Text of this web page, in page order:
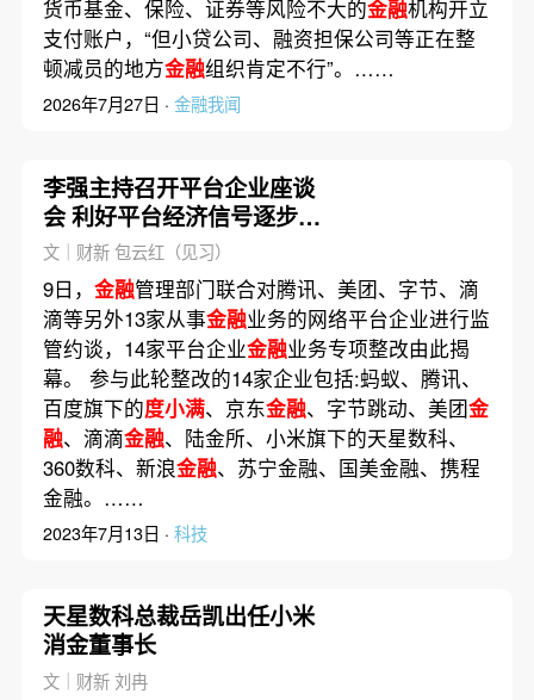
货币基金、保险、证券等风险不大的金融机构开立
支付账户，“但小贷公司、融资担保公司等正在整
顿减员的地方金融组织肯定不行”。……
2026年7月27日 · 金融我闻
李强主持召开平台企业座谈
会 利好平台经济信号逐步释
放
文｜财新 包云红（见习）
9日， 金融管理部门联合对腾讯、美团、字节、滴
滴等另外13家从事金融业务的网络平台企业进行监
管约谈，14家平台企业金融业务专项整改由此揭
幕。 参与此轮整改的14家企业包括:蚂蚁、腾讯、
百度旗下的度小满、京东金融、字节跳动、美团金
融、滴滴金融、陆金所、小米旗下的天星数科、
360数科、新浪金融、苏宁金融、国美金融、携程
金融。……
2023年7月13日 · 科技
天星数科总裁岳凯出任小米
消金董事长
文｜财新 刘冉